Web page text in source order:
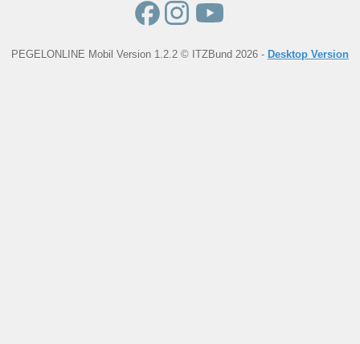
PEGELONLINE Mobil Version 1.2.2 © ITZBund 2026 - Desktop Version